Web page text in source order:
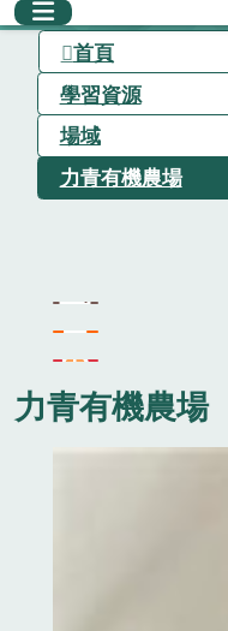
首頁
學習資源
場域
力青有機農場
力青有機農場